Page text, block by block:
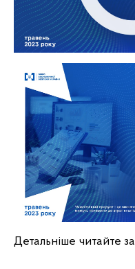
Детальніше читайте за